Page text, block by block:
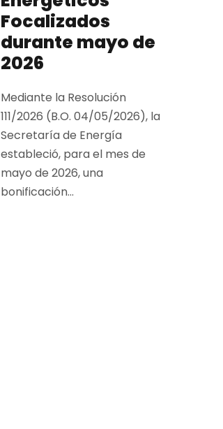
Focalizados
durante mayo de
2026
Mediante la Resolución
111/2026 (B.O. 04/05/2026), la
Secretaría de Energía
estableció, para el mes de
mayo de 2026, una
bonificación...